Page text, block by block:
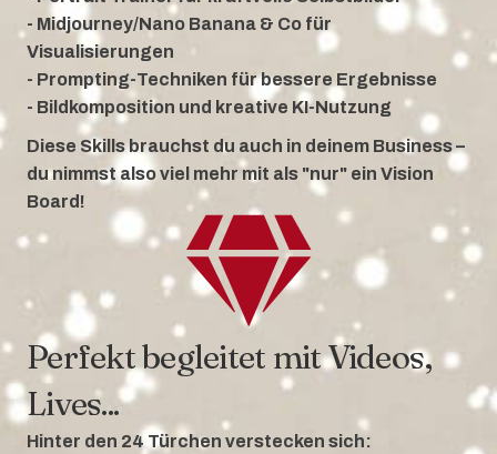
- Midjourney/Nano Banana & Co für
Visualisierungen
- Prompting-Techniken für bessere Ergebnisse
- Bildkomposition und kreative KI-Nutzung
Diese Skills brauchst du auch in deinem Business –
du nimmst also viel mehr mit als "nur" ein Vision
Board!
Perfekt begleitet mit Videos,
Lives...
Hinter den 24 Türchen verstecken sich: